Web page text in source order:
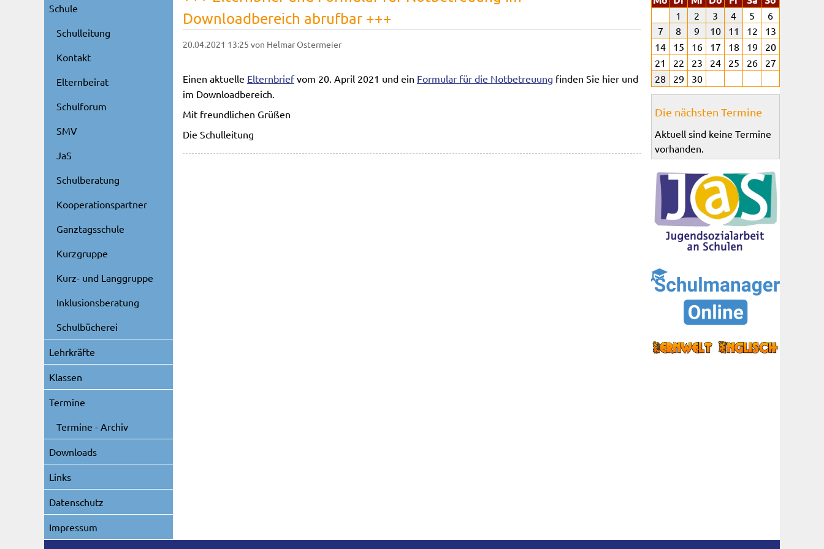
Downloadbereich abrufbar +++
20.04.2021 13:25 von Helmar Ostermeier
Einen aktuelle Elternbriefvom 20. April 2021 und ein Formular für die Notbetreuung finden Sie hier und
im Downloadbereich.
Mit freundlichen Grüßen
Die Schulleitung
Schule
Schulleitung
Kontakt
Elternbeirat
Schulforum
SMV
JaS
Schulberatung
Kooperationspartner
Ganztagsschule
Kurzgruppe
Kurz- und Langgruppe
Inklusionsberatung
Schulbücherei
Lehrkräfte
Klassen
Termine
Termine - Archiv
Downloads
Links
Datenschutz
Impressum
1 2 3 4 5
6
7
8 9 10 11 12
13
14
15 16 17 18 19
20
21
22 23 24 25 26
27
28
29 30
Die nächsten Termine
Aktuell sind keine Termine
vorhanden.